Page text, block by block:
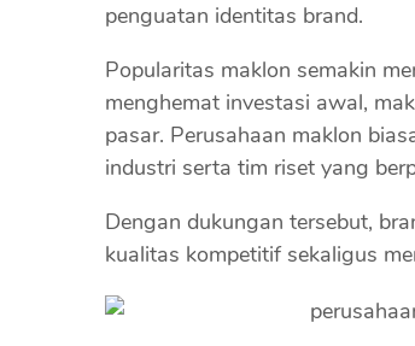
penguatan identitas brand.
Popularitas maklon semakin
menghemat investasi awal,
pasar. Perusahaan maklon
industri serta tim riset yang
Dengan dukungan tersebut,
kualitas kompetitif sekaligus